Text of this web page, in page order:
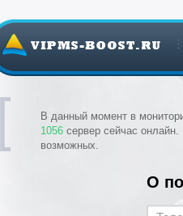
В данный момент в
1056 сервер сейчас онлайн.
возможных.
О